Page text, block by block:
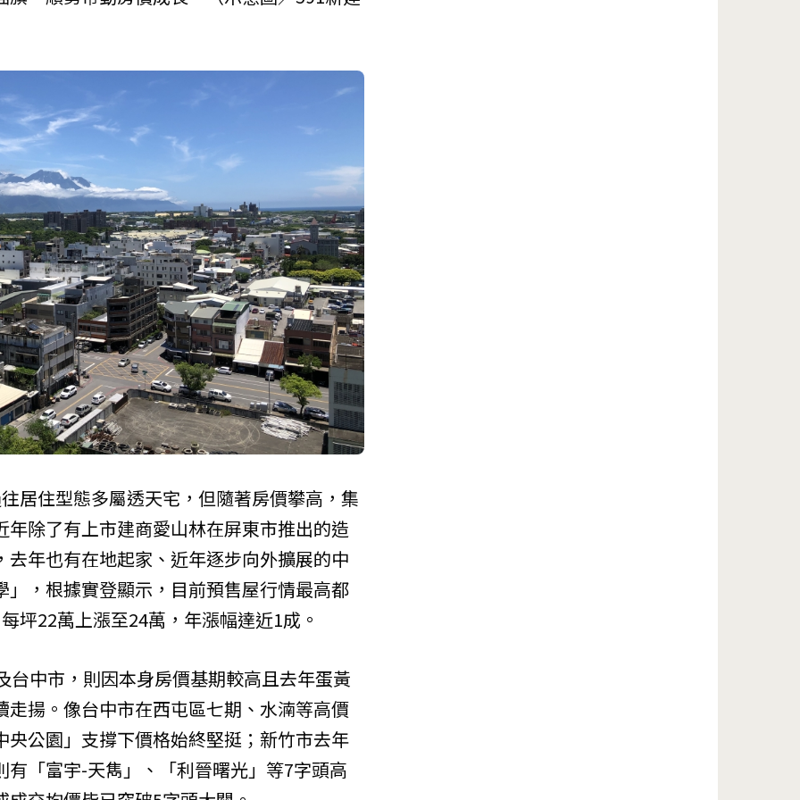
居住型態多屬透天宅，但隨著房價攀高，集
除了有上市建商愛山林在屏東市推出的造
年也有在地起家、近年逐步向外擴展的中
，根據實登顯示，目前預售屋行情最高都
坪22萬上漲至24萬，年漲幅達近1成。
台中市，則因本身房價基期較高且去年蛋黃
揚。像台中市在西屯區七期、水湳等高價
公園」支撐下價格始終堅挺；新竹市去年
「富宇-天雋」、「利晉曙光」等7字頭高